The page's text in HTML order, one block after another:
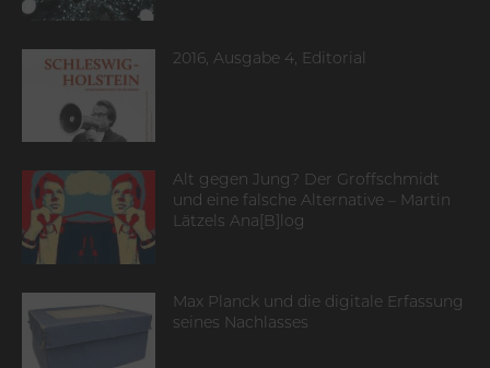
2016, Ausgabe 4, Editorial
Alt gegen Jung? Der Groffschmidt
und eine falsche Alternative – Martin
Lätzels Ana[B]log
Max Planck und die digitale Erfassung
seines Nachlasses